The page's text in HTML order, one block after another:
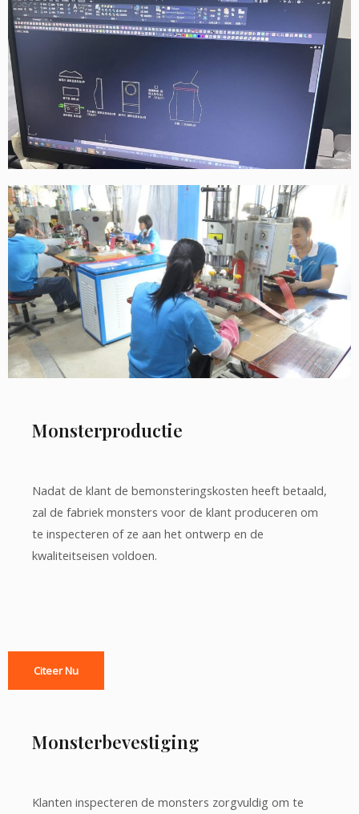
Monsterproductie
Nadat de klant de bemonsteringskosten heeft betaald,
zal de fabriek monsters voor de klant produceren om
te inspecteren of ze aan het ontwerp en de
kwaliteitseisen voldoen.
Citeer Nu
Monsterbevestiging
Klanten inspecteren de monsters zorgvuldig om te